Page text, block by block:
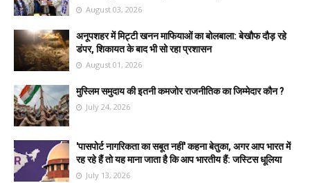
August 03, 2026
अनूपशहर में मिट्टी खनन माफियाओं का बोलबाला: बेखौफ दौड़ रहे
डंपर, शिकायत के बाद भी सो रहा प्रशासन
August 01, 2026
मुस्लिम समुदाय की इतनी कमजोर राजनीतिक का जिम्मेदार कौन ?
July 24, 2026
'पासपोर्ट नागरिकता का सबूत नहीं' कहना बेतुका, अगर आप भारत में
रह रहे हैं तो यह माना जाता है कि आप भारतीय हैं: जस्टिस धूलिया
July 13, 2026